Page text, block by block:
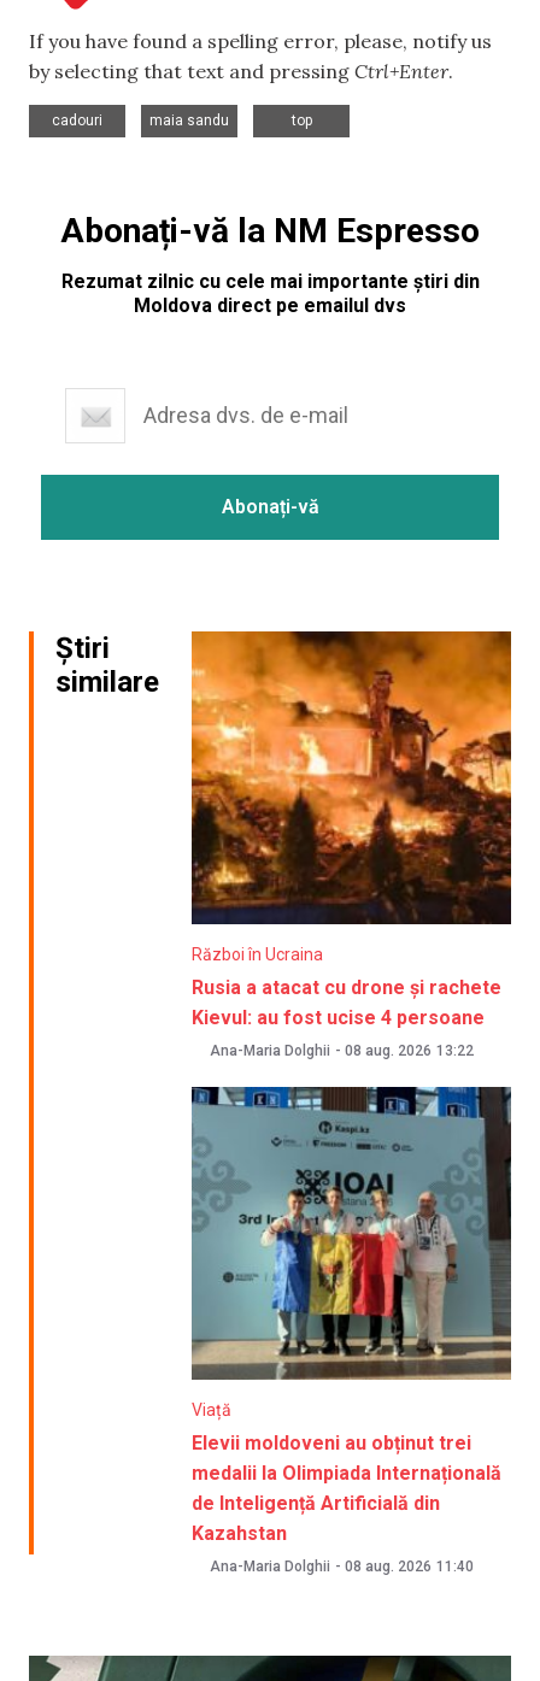
If you have found a spelling error, please, notify us
by selecting that text and pressing Ctrl+Enter.
cadouri
maia sandu
top
Abonați-vă la NM Espresso
Rezumat zilnic cu cele mai importante știri din
Moldova direct pe emailul dvs
Știri
similare
Război în Ucraina
Rusia a atacat cu drone și rachete
Kievul: au fost ucise 4 persoane
Ana-Maria Dolghii - 08 aug. 2026 13:22
Viață
Elevii moldoveni au obținut trei
medalii la Olimpiada Internațională
de Inteligență Artificială din
Kazahstan
Ana-Maria Dolghii - 08 aug. 2026 11:40